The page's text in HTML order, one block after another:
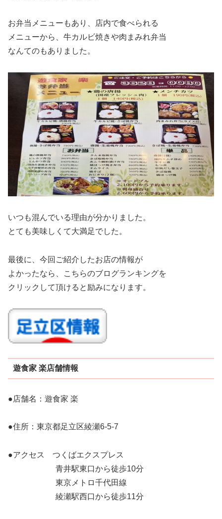
お弁当メニューもあり、店内で食べられる
メニューから、牛カルビ焼きや肉まみれ弁当
なんてのもありました。
いつも混んでいる理由が分かりました。
とても美味しくて大満足でした。
最後に、今回ご紹介したお店の情報が
よかったなら、こちらのブログランキングを
クリックして頂けると励みになります。
遊食家 楽店舗情報
●店舗名：遊食家 楽
●住所：東京都足立区綾瀬6-5-7
●アクセス つくばエクスプレス
青井駅東口から徒歩10分
東京メトロ千代田線
綾瀬駅西口から徒歩11分